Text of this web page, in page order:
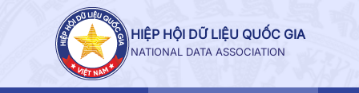
HIỆP HỘI DỮ LIỆU QUỐC GIA
NATIONAL DATA ASSOCIATION